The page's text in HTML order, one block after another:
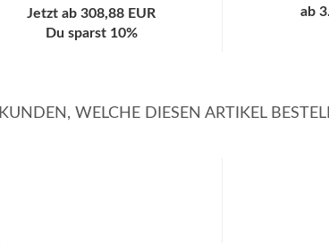
Jetzt ab 308,88 EUR
Du sparst 10%
ab
KUNDEN, WELCHE DIESEN ARTIKEL